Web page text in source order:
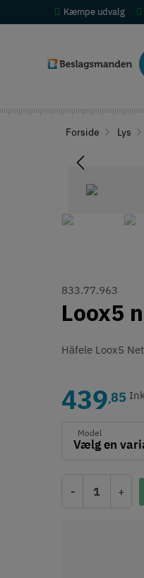
Kæmpe udvalg
Forside Lys
833.77.963
Loox5
Häfele Loox5
439,85
Model
- +